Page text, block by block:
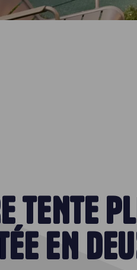
TENTE
EN